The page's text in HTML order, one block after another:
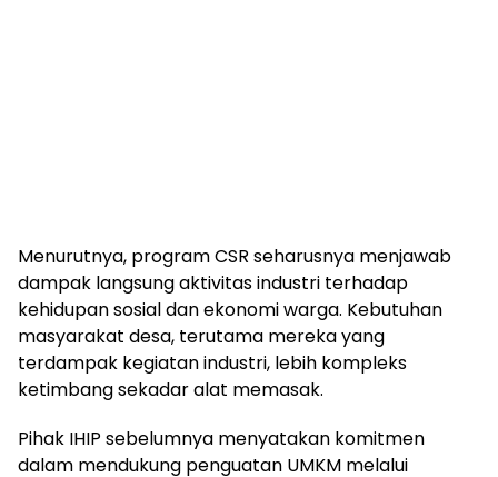
Menurutnya, program CSR seharusnya menjawab
dampak langsung aktivitas industri terhadap
kehidupan sosial dan ekonomi warga. Kebutuhan
masyarakat desa, terutama mereka yang
terdampak kegiatan industri, lebih kompleks
ketimbang sekadar alat memasak.
Pihak IHIP sebelumnya menyatakan komitmen
dalam mendukung penguatan UMKM melalui